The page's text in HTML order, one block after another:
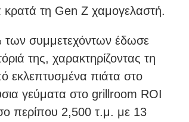
κρατά τη Gen Ζ χαμογελαστή.
των συμμετεχόντων έδωσε
της, χαρακτηρίζοντας τη
εκλεπτυσμένα πιάτα στο
γεύματα στο grillroom ROI
περίπου 2,500 τ.μ. με 13